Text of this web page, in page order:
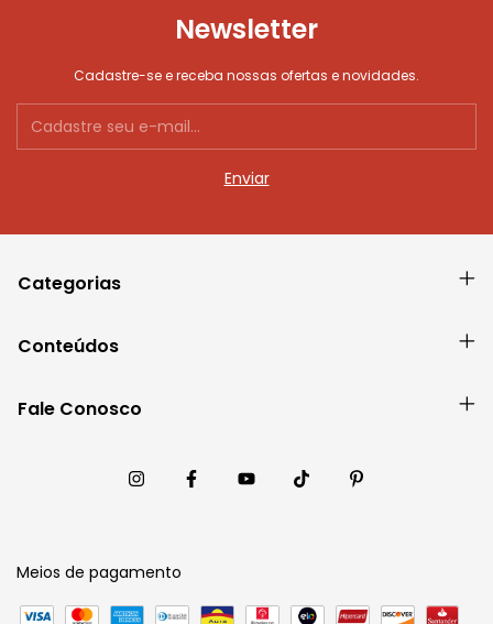
Newsletter
Cadastre-se e receba nossas ofertas e novidades.
Categorias
Conteúdos
Fale Conosco
Meios de pagamento